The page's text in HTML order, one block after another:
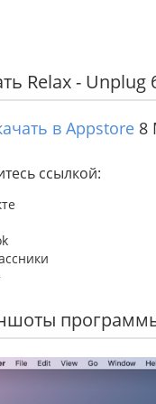
Relax - Unplug
в Appstore 8
ссылкой: